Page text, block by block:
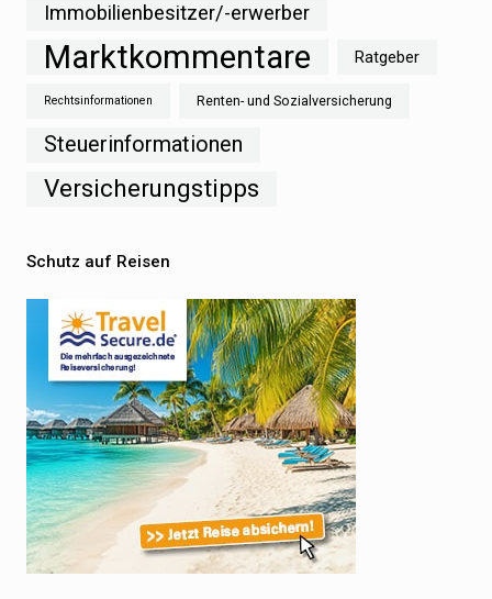
Immobilienbesitzer/-erwerber
Marktkommentare Ratgeber
Rechtsinformationen Renten- und Sozialversicherung
Steuerinformationen
Versicherungstipps
Schutz auf Reisen